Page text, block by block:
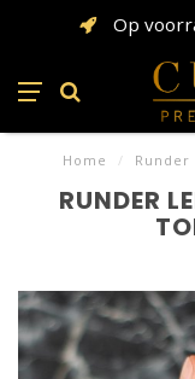
Op
Home /
RUNDER